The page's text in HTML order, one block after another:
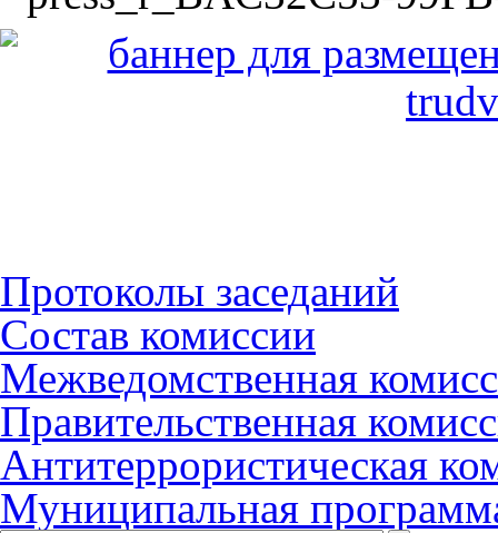
Протоколы заседаний
Состав комиссии
Межведомственная
Правительственная
Антитеррористическая
Муниципальная